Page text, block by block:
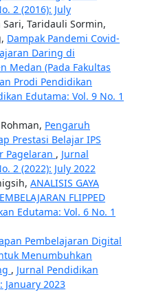
2 (2016): July
Taridauli Sormin,
Dampak Pandemi Covid-
Daring di
Medan (Pada Fakultas
Prodi Pendidikan
Edutama: Vol. 9 No. 1
Pengaruh
Prestasi Belajar IPS
Pagelaran , Jurnal
2 (2022): July 2022
ANALISIS GAYA
FLIPPED
Edutama: Vol. 6 No. 1
Pembelajaran Digital
Menumbuhkan
, Jurnal Pendidikan
January 2023